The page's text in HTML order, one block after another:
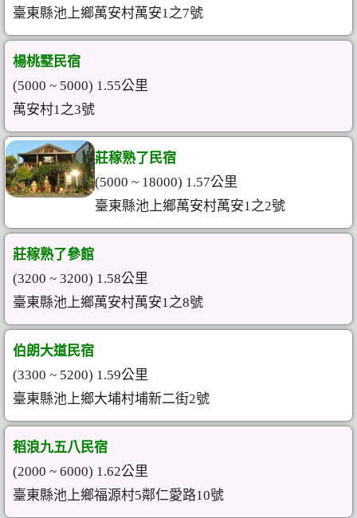
臺東縣池上鄉萬安村萬安1之7號
楊桃墅民宿
(5000 ~ 5000) 1.55公里
萬安村1之3號
莊稼熟了民宿
(5000 ~ 18000) 1.57公里
臺東縣池上鄉萬安村萬安1之2號
莊稼熟了參館
(3200 ~ 3200) 1.58公里
臺東縣池上鄉萬安村萬安1之8號
伯朗大道民宿
(3300 ~ 5200) 1.59公里
臺東縣池上鄉大埔村埔新二街2號
稻浪九五八民宿
(2000 ~ 6000) 1.62公里
臺東縣池上鄉福源村5鄰仁愛路10號